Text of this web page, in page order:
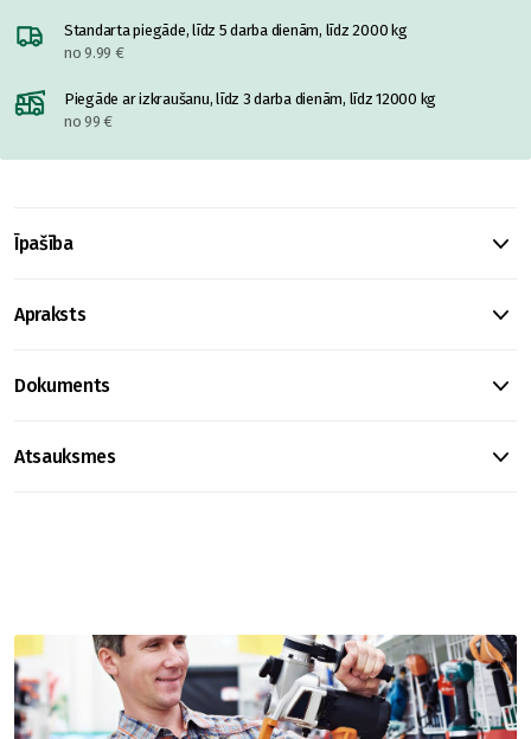
Standarta piegāde, līdz 5 darba dienām, līdz 2000 kg
no 9.99 €
Piegāde ar izkraušanu, līdz 3 darba dienām, līdz 12000 kg
no 99 €
Īpašība
Apraksts
Dokuments
Atsauksmes